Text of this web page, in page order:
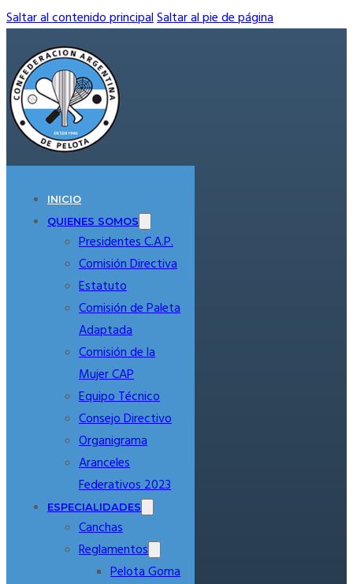
Saltar al contenido principal Saltar al pie de página
INICIO
QUIENES SOMOS
Presidentes C.A.P.
Comisión Directiva
Estatuto
Comisión de Paleta
Adaptada
Comisión de la
Mujer CAP
Equipo Técnico
Consejo Directivo
Organigrama
Aranceles
Federativos 2023
ESPECIALIDADES
Canchas
Reglamentos
Pelota Goma